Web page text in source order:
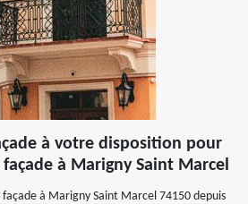
à votre disposition pour
à Marigny Saint Marcel
à Marigny Saint Marcel 74150 depuis